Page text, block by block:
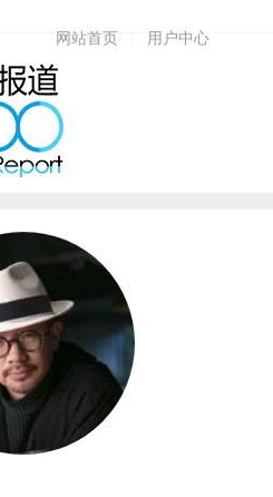
网站首页
用户中心